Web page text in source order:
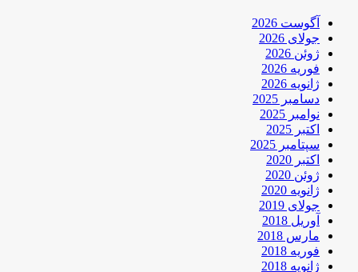
آگوست 2026
جولای 2026
ژوئن 2026
فوریه 2026
ژانویه 2026
دسامبر 2025
نوامبر 2025
اکتبر 2025
سپتامبر 2025
اکتبر 2020
ژوئن 2020
ژانویه 2020
جولای 2019
آوریل 2018
مارس 2018
فوریه 2018
ژانویه 2018